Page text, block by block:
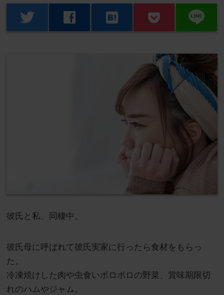
twitter facebook hatenabookmark line
彼氏と私、同棲中。
彼氏母に呼ばれて彼氏実家に行ったら食材をもらっ
た。
冷凍焼けした肉や虫食いボロボロの野菜、賞味期限切
れのハムやジャム。